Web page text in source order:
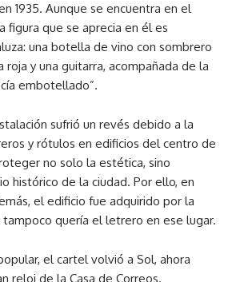
1935. Aunque se encuentra en el
figura que se aprecia en él es
una botella de vino con sombrero
y una guitarra, acompañada de la
embotellado”.
sufrió un revés debido a la
y rótulos en edificios del centro de
no solo la estética, sino
histórico de la ciudad. Por ello, en
el edificio fue adquirido por la
quería el letrero en ese lugar.
el cartel volvió a Sol, ahora
reloj de la Casa de Correos.